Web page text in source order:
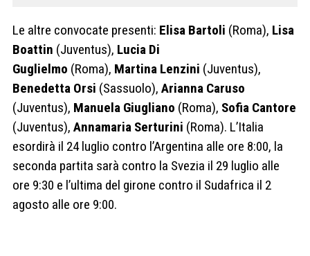
Le altre convocate presenti: Elisa Bartoli (Roma), Lisa
Boattin (Juventus), Lucia Di
Guglielmo (Roma), Martina Lenzini (Juventus),
Benedetta Orsi (Sassuolo), Arianna Caruso
(Juventus), Manuela Giugliano (Roma), Sofia Cantore
(Juventus), Annamaria Serturini (Roma). L’Italia
esordirà il 24 luglio contro l’Argentina alle ore 8:00, la
seconda partita sarà contro la Svezia il 29 luglio alle
ore 9:30 e l’ultima del girone contro il Sudafrica il 2
agosto alle ore 9:00.